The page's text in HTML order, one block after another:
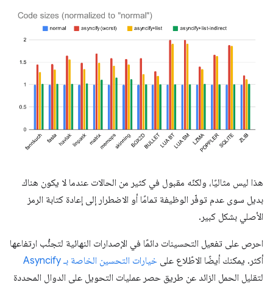
هذا ليس مثاليًا، ولكنّه مقبول في كثير من الحالات عندما لا يكون هناك
بديل سوى عدم توفّر الوظيفة تمامًا أو الاضطرار إلى إعادة كتابة الرمز
الأصلي بشكل كبير.
احرص على تفعيل التحسينات دائمًا في الإصدارات النهائية لتجنُّب ارتفاعها
أكثر. يمكنك أيضًا الاطّلاع على خيارات التحسين الخاصة بـ Asyncify
لتقليل الحمل الزائد عن طريق حصر عمليات التحويل على الدوال المحددة